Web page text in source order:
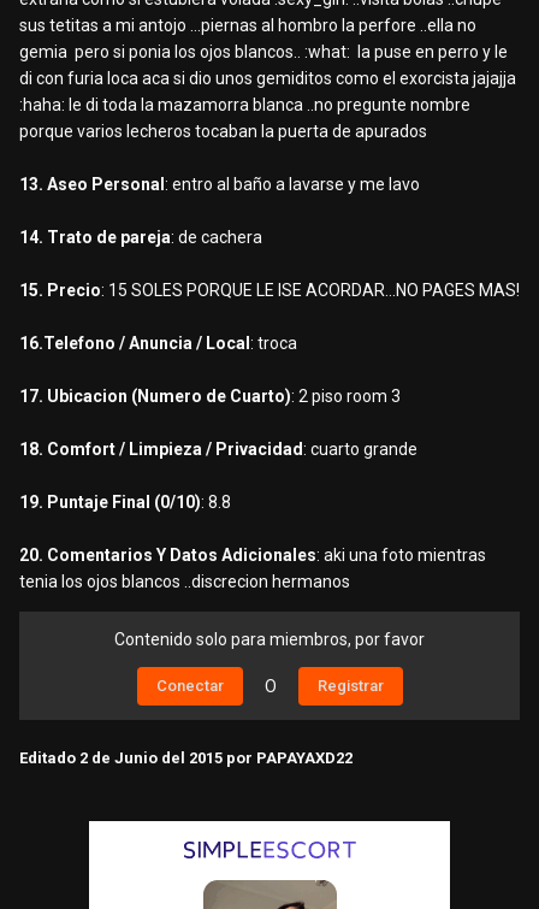
sus tetitas a mi antojo ...piernas al hombro la perfore ..ella no
gemia pero si ponia los ojos blancos.. :what: la puse en perro y le
di con furia loca aca si dio unos gemiditos como el exorcista jajajja
:haha: le di toda la mazamorra blanca ..no pregunte nombre
porque varios lecheros tocaban la puerta de apurados
13. Aseo Personal : entro al baño a lavarse y me lavo
14. Trato de pareja: de cachera
15. Precio: 15 SOLES PORQUE LE ISE ACORDAR...NO PAGES MAS!
16.Telefono / Anuncia / Local : troca
17. Ubicacion (Numero de Cuarto): 2 piso room 3
18. Comfort / Limpieza / Privacidad: cuarto grande
19. Puntaje Final (0/10): 8.8
20. Comentarios Y Datos Adicionales: aki una foto mientras
tenia los ojos blancos ..discrecion hermanos
Contenido solo para miembros, por favor
Conectar O Registrar
Editado 2 de Junio del 2015 por PAPAYAXD22